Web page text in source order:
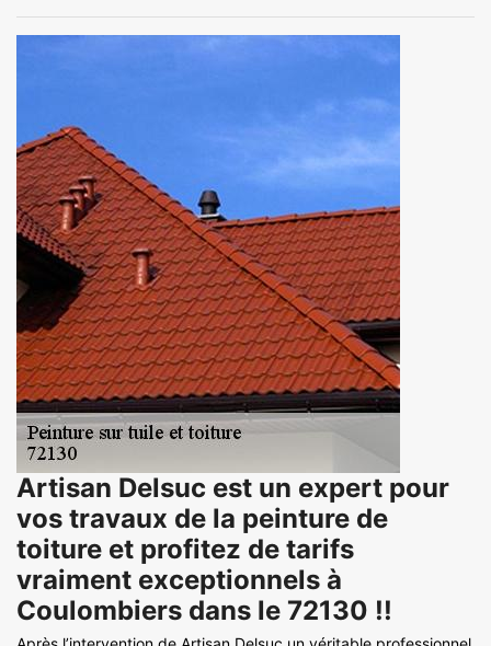
Artisan Delsuc est un expert pour
vos travaux de la peinture de
toiture et profitez de tarifs
vraiment exceptionnels à
Coulombiers dans le 72130 !!